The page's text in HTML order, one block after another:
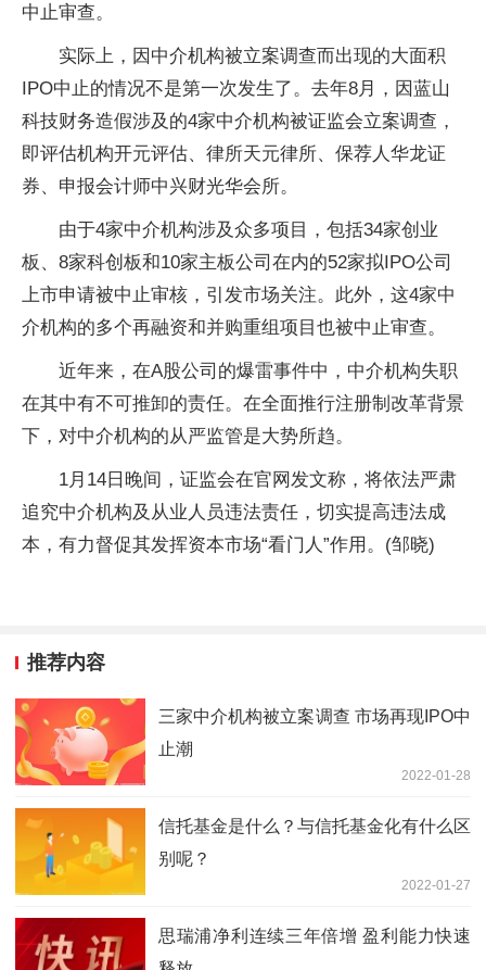
中止审查。
实际上，因中介机构被立案调查而出现的大面积
IPO中止的情况不是第一次发生了。去年8月，因蓝山
科技财务造假涉及的4家中介机构被证监会立案调查，
即评估机构开元评估、律所天元律所、保荐人华龙证
券、申报会计师中兴财光华会所。
由于4家中介机构涉及众多项目，包括34家创业
板、8家科创板和10家主板公司在内的52家拟IPO公司
上市申请被中止审核，引发市场关注。此外，这4家中
介机构的多个再融资和并购重组项目也被中止审查。
近年来，在A股公司的爆雷事件中，中介机构失职
在其中有不可推卸的责任。在全面推行注册制改革背景
下，对中介机构的从严监管是大势所趋。
1月14日晚间，证监会在官网发文称，将依法严肃
追究中介机构及从业人员违法责任，切实提高违法成
本，有力督促其发挥资本市场“看门人”作用。(邹晓)
推荐内容
三家中介机构被立案调查 市场再现IPO中
止潮
2022-01-28
信托基金是什么？与信托基金化有什么区
别呢？
2022-01-27
思瑞浦净利连续三年倍增 盈利能力快速